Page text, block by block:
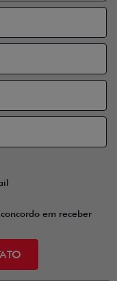
em receber